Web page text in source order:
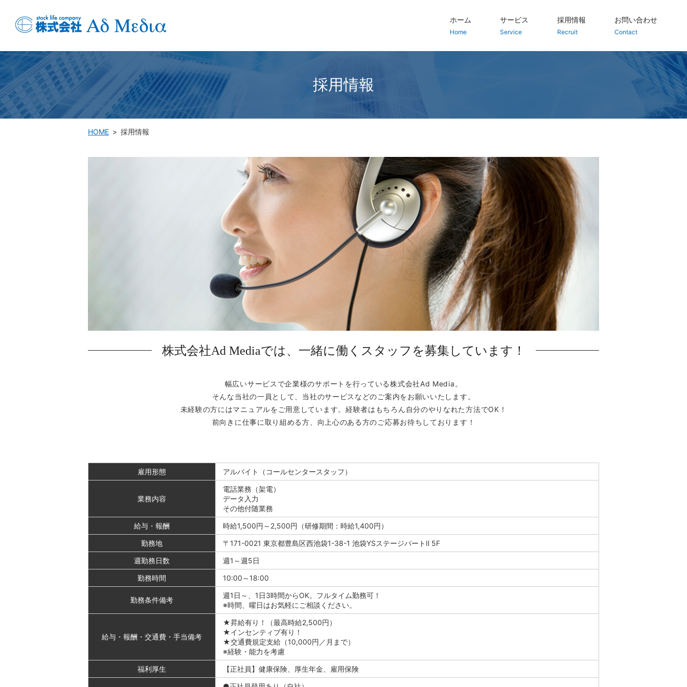
ホーム
Home
サービス
Service
採用情報
Recruit
お問い合わせ
Contact
採用情報
HOME 採用情報
株式会社Ad Mediaでは、一緒に働くスタッフを募集しています！
幅広いサービスで企業様のサポートを行っている株式会社Ad Media。
そんな当社の一員として、当社のサービスなどのご案内をお願いいたします。
未経験の方にはマニュアルをご用意しています。経験者はもちろん自分のやりなれた方法でOK！
前向きに仕事に取り組める方、向上心のある方のご応募お待ちしております！
雇用形態 アルバイト（コールセンタースタッフ）
業務内容
電話業務（架電）
データ入力
その他付随業務
給与・報酬
時給1,500円～2,500円 （研修期間：時給1,400円）
勤務地
〒171-0021 東京都豊島区西池袋1-38-1 池袋YSステージパートⅡ 5F
週勤務日数
週1～週5日
勤務時間
10:00～18:00
勤務条件備考
週1日～、1日3時間からOK。フルタイム勤務可！
※時間、曜日はお気軽にご相談ください。
給与・ 報酬・ 交通費・ 手当備考
★昇給有り！（最高時給2,500円）
★インセンティブ有り！
★交通費規定支給（10,000円／月まで）
※経験・能力を考慮
福利厚生
【正社員】健康保険、厚生年金、雇用保険